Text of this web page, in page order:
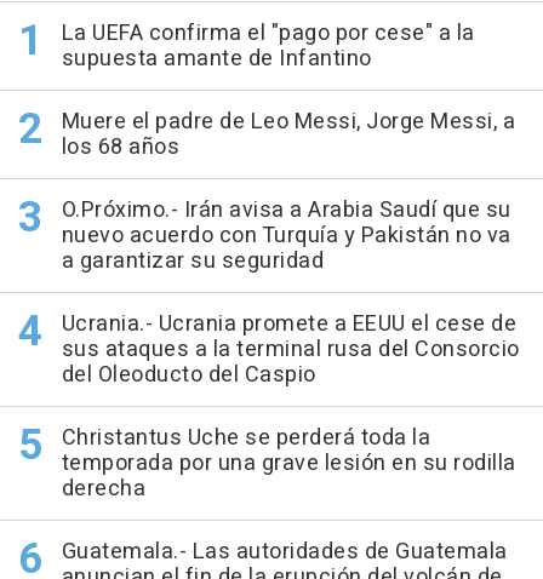
La UEFA confirma el "pago por cese" a la
supuesta amante de Infantino
Muere el padre de Leo Messi, Jorge Messi, a
los 68 años
O.Próximo.- Irán avisa a Arabia Saudí que su
nuevo acuerdo con Turquía y Pakistán no va
a garantizar su seguridad
Ucrania.- Ucrania promete a EEUU el cese de
sus ataques a la terminal rusa del Consorcio
del Oleoducto del Caspio
Christantus Uche se perderá toda la
temporada por una grave lesión en su rodilla
derecha
Guatemala.- Las autoridades de Guatemala